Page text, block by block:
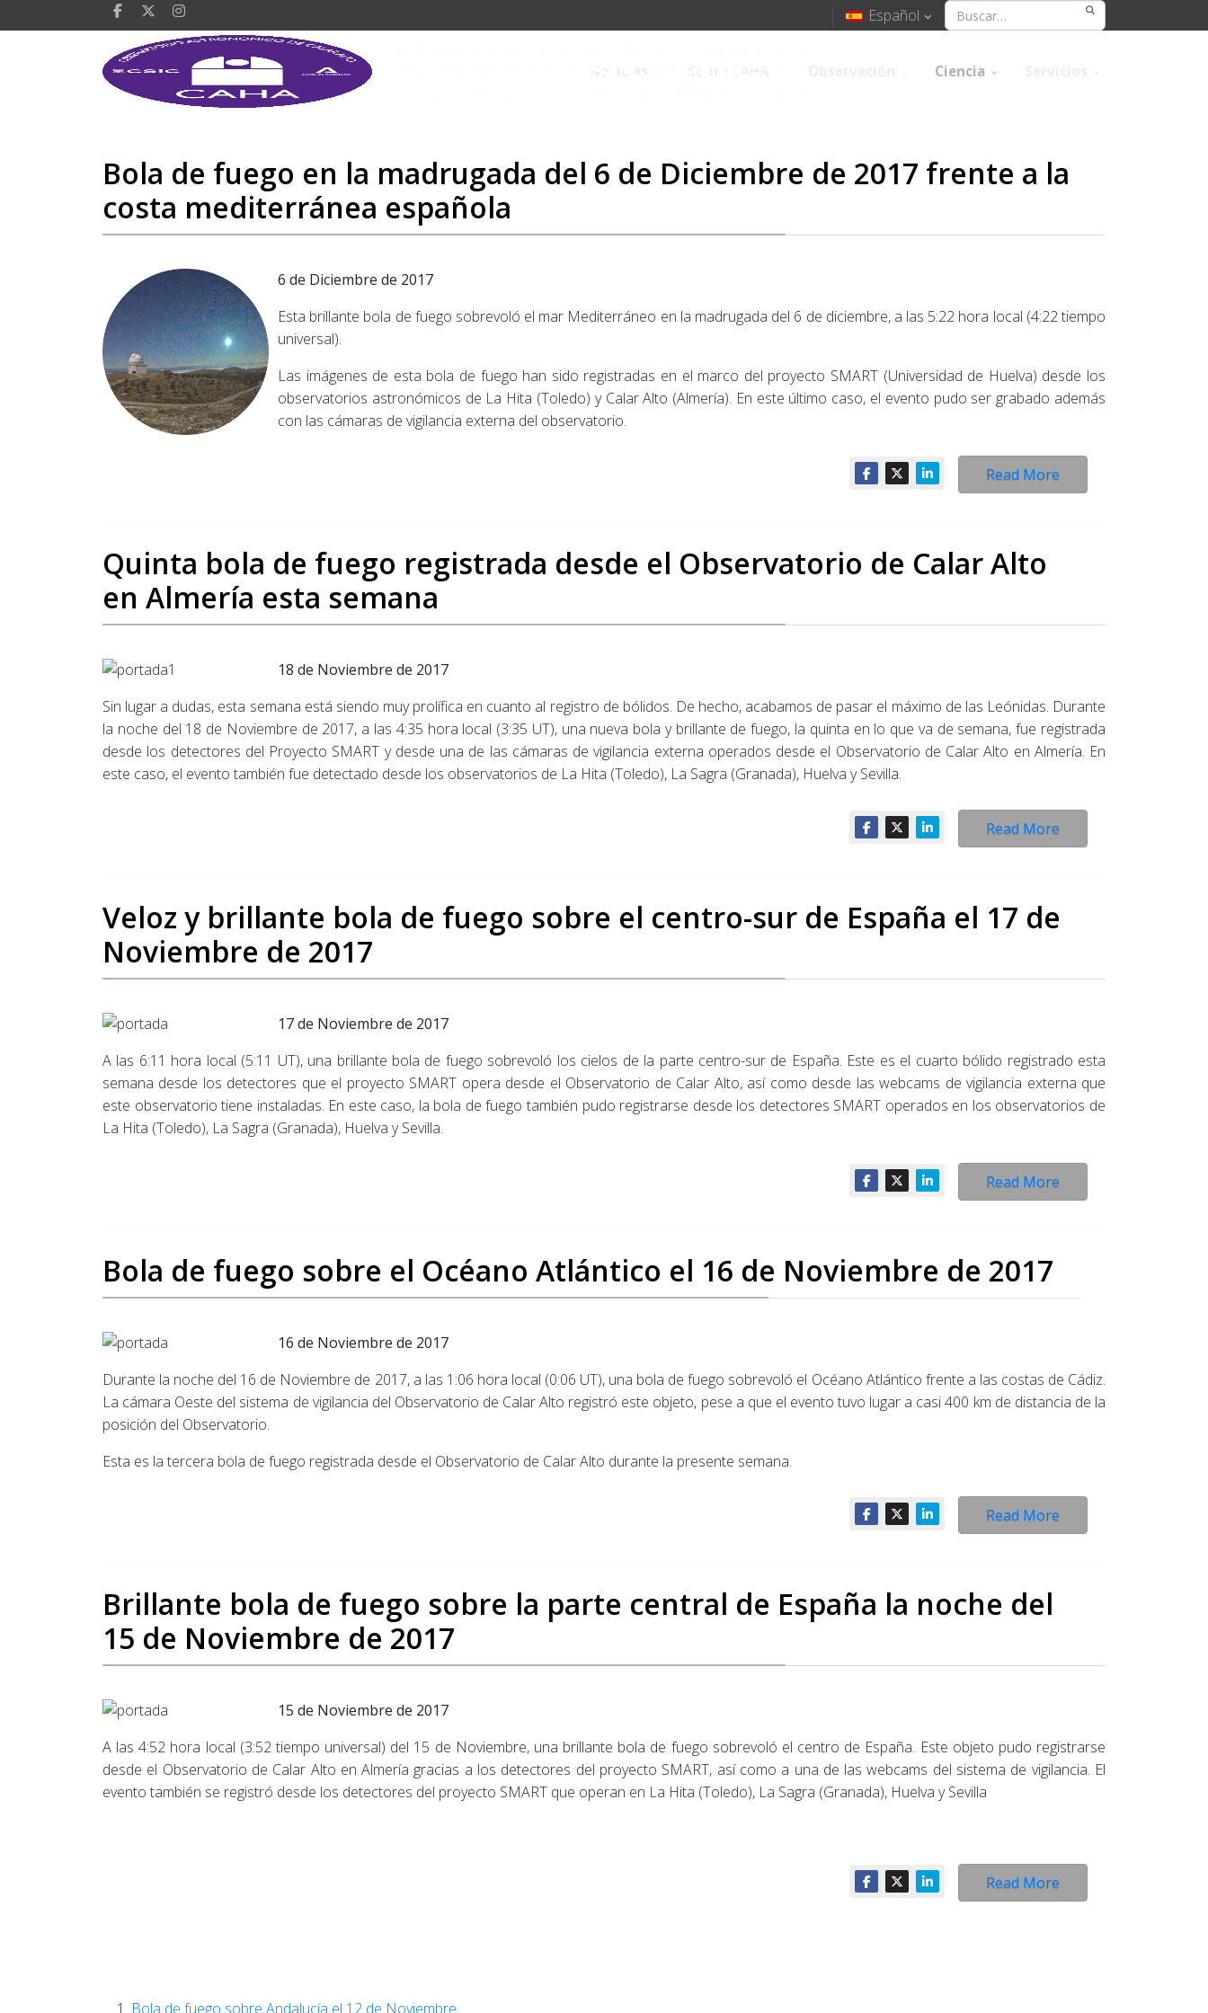
Español
Ciencia
Bola de fuego en la madrugada del 6 de Diciembre de 2017 frente a la
costa mediterránea española
6 de Diciembre de 2017
Esta brillante bola de fuego sobrevoló el mar Mediterráneo en la madrugada del 6 de diciembre, a las 5:22 hora local (4:22 tiempo
universal).
Las imágenes de esta bola de fuego han sido registradas en el marco del proyecto SMART (Universidad de Huelva) desde los
observatorios astronómicos de La Hita (Toledo) y Calar Alto (Almería). En este último caso, el evento pudo ser grabado además
con las cámaras de vigilancia externa del observatorio.
Read More
Quinta bola de fuego registrada desde el Observatorio de Calar Alto
en Almería esta semana
18 de Noviembre de 2017
Sin lugar a dudas, esta semana está siendo muy prolífica en cuanto al registro de bólidos. De hecho, acabamos de pasar el máximo de las Leónidas. Durante
la noche del 18 de Noviembre de 2017, a las 4:35 hora local (3:35 UT), una nueva bola y brillante de fuego, la quinta en lo que va de semana, fue registrada
desde los detectores del Proyecto SMART y desde una de las cámaras de vigilancia externa operados desde el Observatorio de Calar Alto en Almería. En
este caso, el evento también fue detectado desde los observatorios de La Hita (Toledo), La Sagra (Granada), Huelva y Sevilla.
Read More
Veloz y brillante bola de fuego sobre el centro-sur de España el 17 de
Noviembre de 2017
17 de Noviembre de 2017
A las 6:11 hora local (5:11 UT), una brillante bola de fuego sobrevoló los cielos de la parte centro-sur de España. Este es el cuarto bólido registrado esta
semana desde los detectores que el proyecto SMART opera desde el Observatorio de Calar Alto, así como desde las webcams de vigilancia externa que
este observatorio tiene instaladas. En este caso, la bola de fuego también pudo registrarse desde los detectores SMART operados en los observatorios de
La Hita (Toledo), La Sagra (Granada), Huelva y Sevilla.
Read More
Bola de fuego sobre el Océano Atlántico el 16 de Noviembre de 2017
16 de Noviembre de 2017
Durante la noche del 16 de Noviembre de 2017, a las 1:06 hora local (0:06 UT), una bola de fuego sobrevoló el Océano Atlántico frente a las costas de Cádiz.
La cámara Oeste del sistema de vigilancia del Observatorio de Calar Alto registró este objeto, pese a que el evento tuvo lugar a casi 400 km de distancia de la
posición del Observatorio.
Esta es la tercera bola de fuego registrada desde el Observatorio de Calar Alto durante la presente semana.
Read More
Brillante bola de fuego sobre la parte central de España la noche del
15 de Noviembre de 2017
15 de Noviembre de 2017
A las 4:52 hora local (3:52 tiempo universal) del 15 de Noviembre, una brillante bola de fuego sobrevoló el centro de España. Este objeto pudo registrarse
desde el Observatorio de Calar Alto en Almería gracias a los detectores del proyecto SMART, así como a una de las webcams del sistema de vigilancia. El
evento también se registró desde los detectores del proyecto SMART que operan en La Hita (Toledo), La Sagra (Granada), Huelva y Sevilla
Read More
Bola de fuego sobre Andalucía el 12 de Noviembre